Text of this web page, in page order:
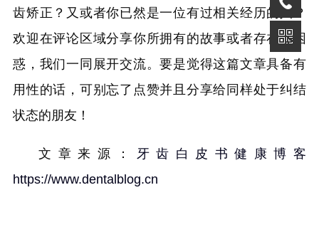
齿矫正？又或者你已然是一位有过相关经历的人？
欢迎在评论区域分享你所拥有的故事或者存在的困
惑，我们一同展开交流。要是觉得这篇文章具备有
用性的话，可别忘了点赞并且分享给同样处于纠结
状态的朋友！
文章来源： 牙齿白皮书健康博客
https://www.dentalblog.cn